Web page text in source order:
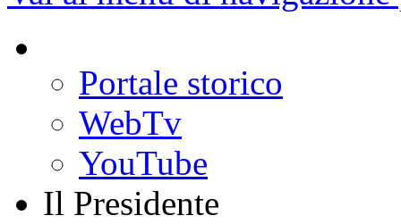
Fine contenuto
MENU DI
PARLAMENTO